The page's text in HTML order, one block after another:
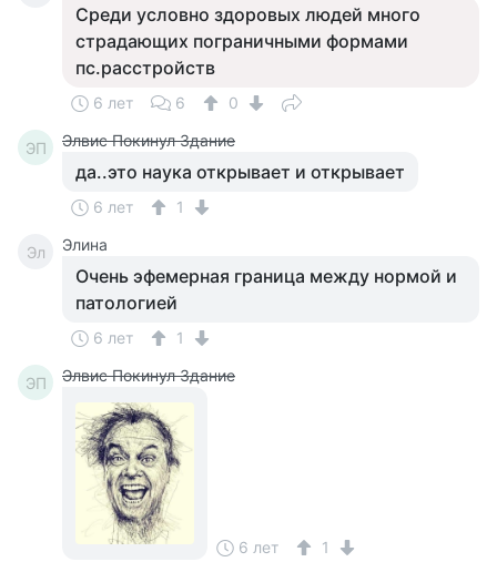
Среди условно здоровых людей много
страдающих пограничными формами
пс.расстройств
6 лет 6 0
ЭП Элвис Покинул Здание
да..это наука открывает и открывает
6 лет 1
Эл Элина
Очень эфемерная граница между нормой и
патологией
6 лет 1
ЭП Элвис Покинул Здание
6 лет 1